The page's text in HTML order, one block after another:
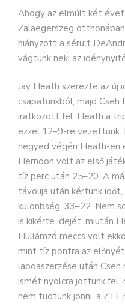
Ahogy az elmúlt két
Zalaegerszeg
hiányzott a sérült
vágtunk neki az
Jay Heath szerezte az új
csapatunkból, majd
iratkozott fel. Heath a
ezzel 12–9-re
negyed végén Heath-en
Herndon volt az első
tíz perc után 25–20. A
távolija után kértünk
különbség, 33–22. Nem
is kikérte idejét, miután
Hullámzó meccs volt
mint tíz pontra az
labdaszerzése után
ismét nyolcra jöttünk fel.
nem tudtunk jönni, a